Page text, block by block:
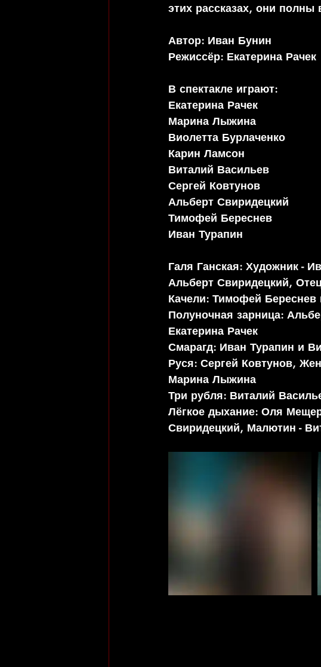
этих рассказах, они полны
Автор: Иван Бунин
Режиссёр: Екатерина Рачек
В спектакле играют:
Екатерина Рачек
Марина Лыжина
Виолетта Бурлаченко
Карин Ламсон
Виталий Васильев
Сергей Ковтунов
Альберт Свиридецкий
Тимофей Береснев
Иван Турапин
Галя Ганская: Художник -
Альберт Свиридецкий,
Качели: Тимофей
Полуночная зарница:
Екатерина Рачек
Смарагд: Иван Турапин и
Руся: Сергей Ковтунов,
Марина Лыжина
Три рубля: Виталий
Лёгкое дыхание: Оля
Свиридецкий, Малютин -